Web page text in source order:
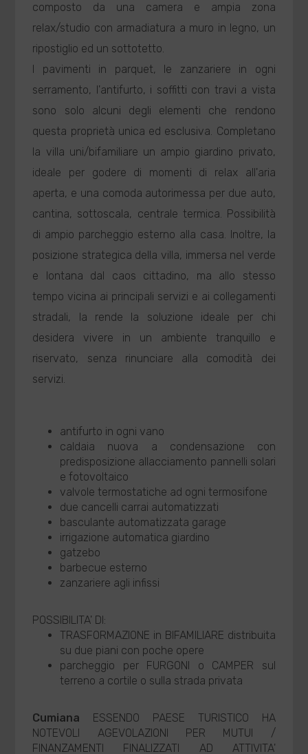
composto da una camera e ampia zona
relax/studio con armadiatura a muro in legno, un
ripostiglio ed un sottotetto.
I pavimenti in parquet, le zanzariere in ogni
serramento, l'antifurto, i soffitti con travi a vista
sono solo alcuni degli elementi che rendono
questa proprietà unica ed esclusiva. Completano
la villa uni/bifamiliare un ampio giardino privato,
ideale per godere di momenti di relax all'aria
aperta, e una comoda autorimessa per due auto,
cantina, sottoscala, centrale termica. Possibilità
di ampio parcheggio esterno alla casa. Inoltre, la
posizione strategica della villa, immersa nel verde
e lontana dal caos cittadino, ma allo stesso
tempo vicina ai principali servizi e ai collegamenti
stradali, la rende la soluzione ideale per chi
desidera vivere in un ambiente tranquillo e
riservato, senza rinunciare alla comodità dei
servizi.
antifurto in ogni vano
caldaia nuova a condensazione con
predisposizione allacciamento pannelli solari
e fotovoltaico
valvole termostatiche ad ogni termosifone
due cancelli carrai automatizzati
basculante automatizzata garage
irrigazione automatica giardino
gatzebo
barbecue esterno
zanzariere agli infissi
POSSIBILITA' DI:
TRASFORMAZIONE in BIFAMILIARE distribuita
su due piani con poche opere
parcheggio per FURGONI o CAMPER sul
terreno a cortile o sulla strada privata
Cumiana ESSENDO PAESE TURISTICO HA
NOTEVOLI AGEVOLAZIONI PER MUTUI /
FINANZAMENTI FINALIZZATI AD ATTIVITA'